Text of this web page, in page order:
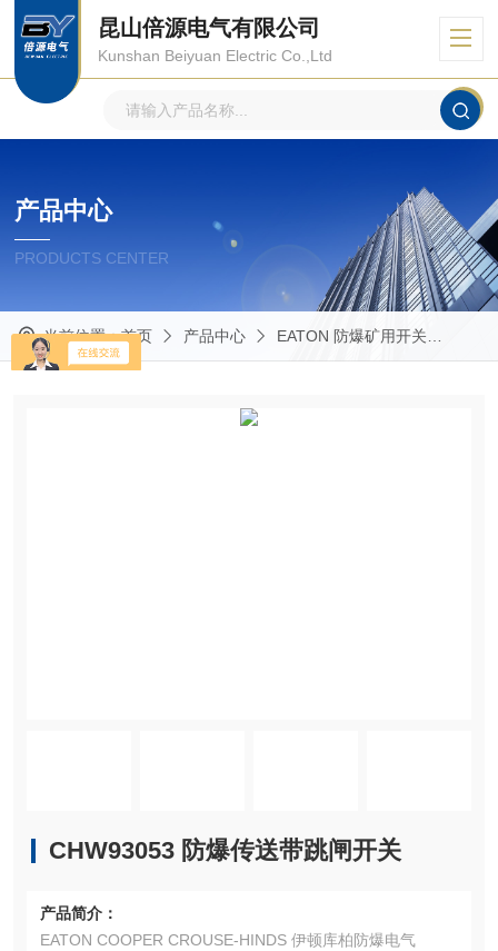
昆山倍源电气有限公司
Kunshan Beiyuan Electric Co.,Ltd
产品中心
PRODUCTS CENTER
当前位置：首页 产品中心 EATON 防爆矿用开关
CHW93053 防爆传送带跳闸开关
产品简介：
EATON COOPER CROUSE-HINDS 伊顿库柏防爆电气